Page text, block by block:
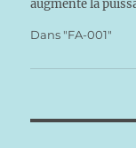
augmente la
Dans "FA-001"